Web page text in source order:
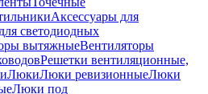
Аксессуары для
светодиодных
вытяжныеВентиляторы
Решетки вентиляционные,
ЛюкиЛюки ревизионныеЛюки
Люки под